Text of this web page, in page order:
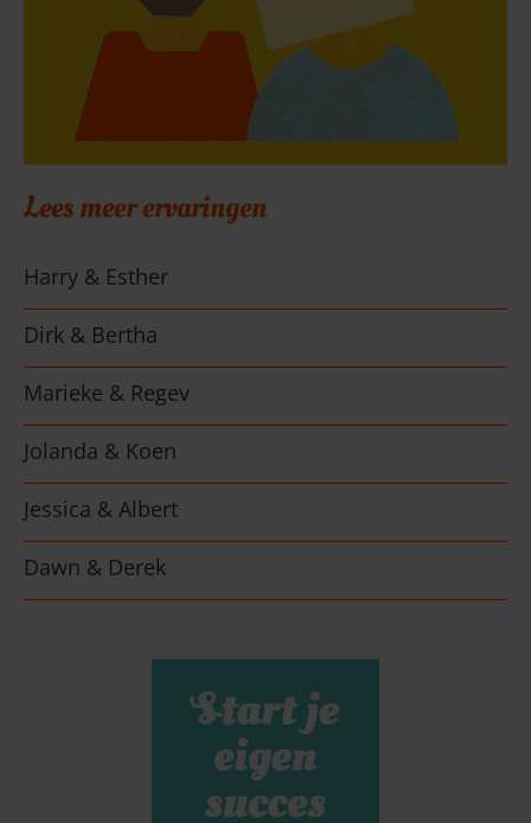
Lees meer ervaringen
Harry & Esther
Dirk & Bertha
Marieke & Regev
Jolanda & Koen
Jessica & Albert
Dawn & Derek